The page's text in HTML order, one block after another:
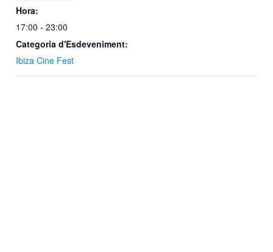
Hora:
17:00 - 23:00
Categoria d'Esdeveniment:
Ibiza Cine Fest